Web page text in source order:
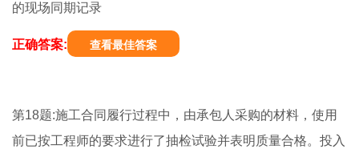
的现场同期记录
正确答案: 查看最佳答案
第18题:施工合同履行过程中，由承包人采购的材料，使用
前已按工程师的要求进行了抽检试验并表明质量合格。投入